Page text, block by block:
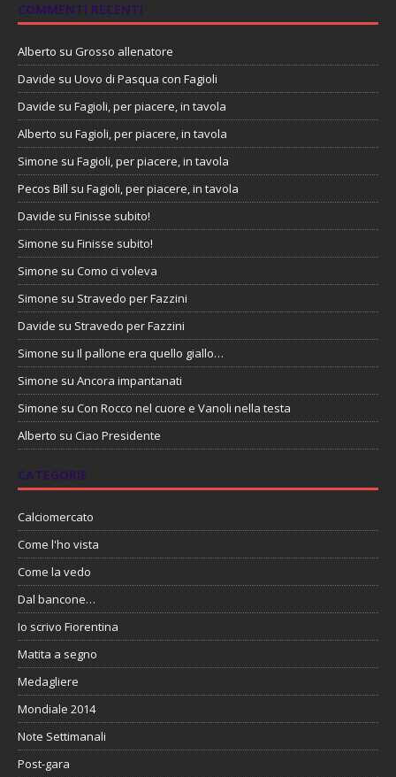
COMMENTI RECENTI
Alberto su Grosso allenatore
Davide su Uovo di Pasqua con Fagioli
Davide su Fagioli, per piacere, in tavola
Alberto su Fagioli, per piacere, in tavola
Simone su Fagioli, per piacere, in tavola
Pecos Bill su Fagioli, per piacere, in tavola
Davide su Finisse subito!
Simone su Finisse subito!
Simone su Como ci voleva
Simone su Stravedo per Fazzini
Davide su Stravedo per Fazzini
Simone su Il pallone era quello giallo…
Simone su Ancora impantanati
Simone su Con Rocco nel cuore e Vanoli nella testa
Alberto su Ciao Presidente
CATEGORIE
Calciomercato
Come l'ho vista
Come la vedo
Dal bancone…
Io scrivo Fiorentina
Matita a segno
Medagliere
Mondiale 2014
Note Settimanali
Post-gara